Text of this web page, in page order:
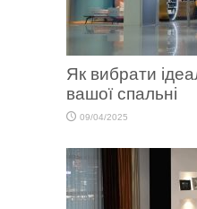
Як вибрати
вашої спальні
09/04/2025